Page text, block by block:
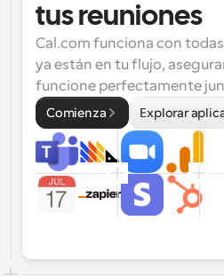
tus reuniones
Cal.com funciona con
ya están en tu flujo,
funcione perfectamente
Comienza Explorar